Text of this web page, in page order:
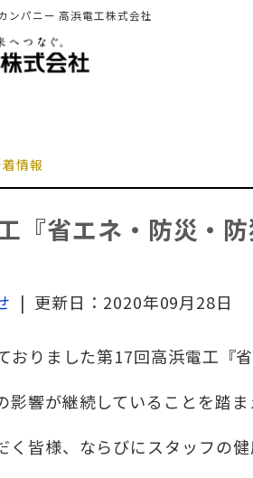
ンパニー 高浜電工株式会社
情報
『省エネ・防災・
| 更新日：2020年09月28日
おりました第17回高浜電工『
影響が継続していることを踏
く皆様、ならびにスタッフの